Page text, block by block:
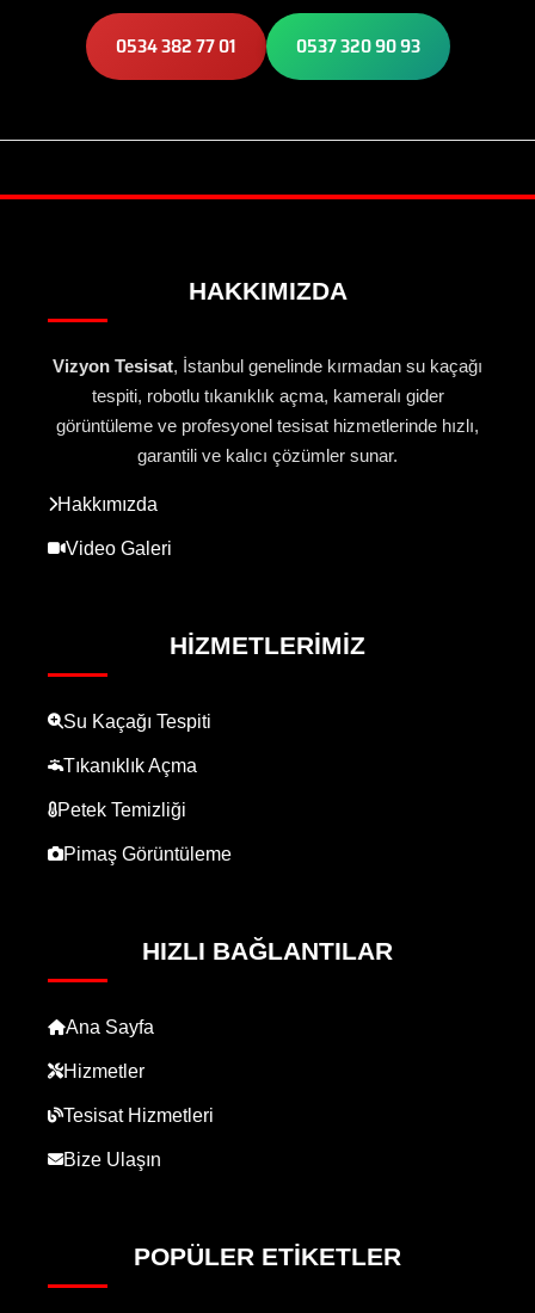
0534 382 77 01 0537 320 90 93
HAKKIMIZDA
Vizyon Tesisat, İstanbul genelinde kırmadan su kaçağı
tespiti, robotlu tıkanıklık açma, kameralı gider
görüntüleme ve profesyonel tesisat hizmetlerinde hızlı,
garantili ve kalıcı çözümler sunar.
Hakkımızda
Video Galeri
HIZMETLERIMIZ
Su Kaçağı Tespiti
Tıkanıklık Açma
Petek Temizliği
Pimaş Görüntüleme
HIZLI BAĞLANTILAR
Ana Sayfa
Hizmetler
Tesisat Hizmetleri
Bize Ulaşın
POPÜLER ETIKETLER